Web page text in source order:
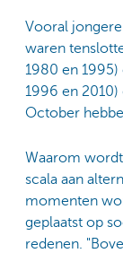
Vooral
waren
1980 en 1995)
1996 en
October
Waarom
scala aan
momenten
geplaatst op
redenen.